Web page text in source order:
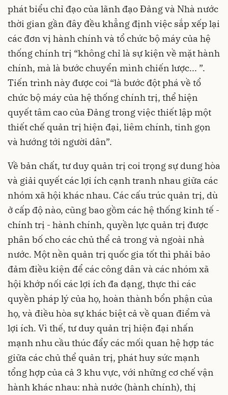
phát biểu chỉ đạo của lãnh đạo Đảng và Nhà nước
thời gian gần đây đều khẳng định việc sắp xếp lại
các đơn vị hành chính và tổ chức bộ máy của hệ
thống chính trị “không chỉ là sự kiện về mặt hành
chính, mà là bước chuyển mình chiến lược... ”.
Tiến trình này được coi “là bước đột phá về tổ
chức bộ máy của hệ thống chính trị, thể hiện
quyết tâm cao của Đảng trong việc thiết lập một
thiết chế quản trị hiện đại, liêm chính, tinh gọn
và hướng tới người dân”.
Về bản chất, tư duy quản trị coi trọng sự dung hòa
và giải quyết các lợi ích cạnh tranh nhau giữa các
nhóm xã hội khác nhau. Các cấu trúc quản trị, dù
ở cấp độ nào, cũng bao gồm các hệ thống kinh tế -
chính trị - hành chính, quyền lực quản trị được
phân bố cho các chủ thể cả trong và ngoài nhà
nước. Một nền quản trị quốc gia tốt thì phải bảo
đảm điều kiện để các công dân và các nhóm xã
hội khớp nối các lợi ích đa dạng, thực thi các
quyền pháp lý của họ, hoàn thành bổn phận của
họ, và điều hòa sự khác biệt cả về quan điểm và
lợi ích. Vì thế, tư duy quản trị hiện đại nhấn
mạnh nhu cầu thúc đẩy các mối quan hệ hợp tác
giữa các chủ thể quản trị, phát huy sức mạnh
tổng hợp của cả 3 khu vực, với những cơ chế vận
hành khác nhau: nhà nước (hành chính), thị